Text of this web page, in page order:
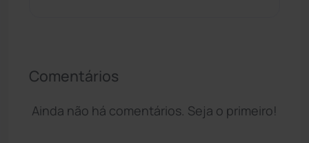
Comentários
Ainda não há comentários. Seja o primeiro!